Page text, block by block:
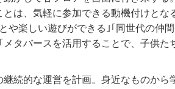
は、気軽に参加できる動機付けとな
や楽しい遊びができる｣｢同世代の仲
タバースを活用することで、子供た
続的な運営を計画。身近なものから